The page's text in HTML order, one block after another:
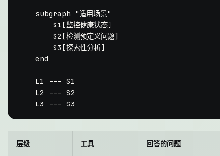
    subgraph "适用场景"
        S1[监控健康状态]
        S2[检测预定义问题]
        S3[探索性分析]
    end
    L1 --- S1
    L2 --- S2
层级 工具 回答的问题